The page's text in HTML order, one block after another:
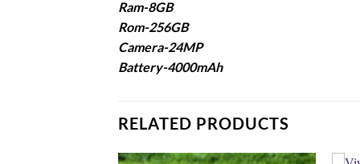
Ram-8GB
Rom-256GB
Camera-24MP
Battery-4000mAh
RELATED PRODUCTS